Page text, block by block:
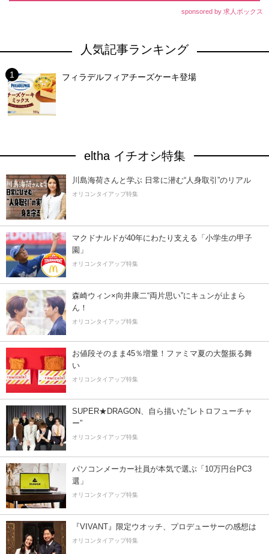
sponsored by 求人ボックス
人気記事ランキング
フィラデルフィアチーズケーキ登場
eltha イチオシ特集
川島海荷さんと学ぶ 日常に潜む“人身取引”のリアル
オリコンタイアップ特集
マクドナルドが40年にわたり支える「小学生の甲子
園」
オリコンタイアップ特集
森崎ウィン×向井康二“両片思い”にキュンが止まら
ん！
オリコンタイアップ特集
お値段そのまま45％増量！ファミマ夏の大盤振る舞
い
オリコンタイアップ特集
SUPER★DRAGON、自ら描いた”レトロフューチャ
ー”
オリコンタイアップ特集
パソコンメーカー社員が本気で選ぶ「10万円台PC3
選」
オリコンタイアップ特集
『VIVANT』限定ウオッチ、プロデューサーの感想は
オリコンタイアップ特集